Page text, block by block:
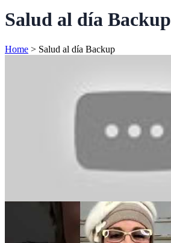
Salud al día Backup
Home > Salud al día Backup